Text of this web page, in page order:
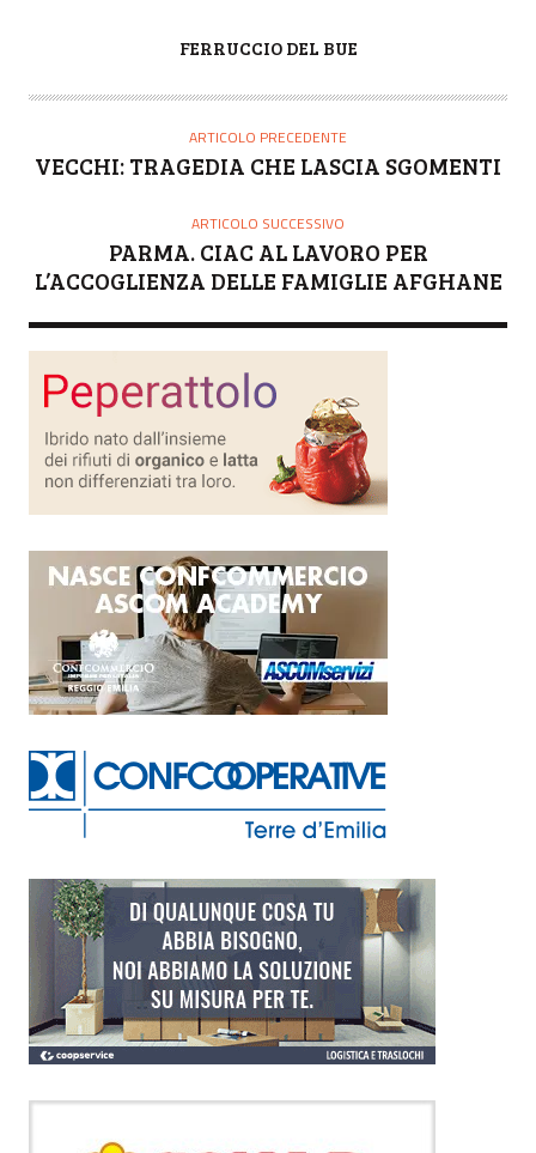
T
R
FERRUCCIO DEL BUE
ARTICOLO PRECEDENTE
VECCHI: TRAGEDIA CHE LASCIA SGOMENTI
ARTICOLO SUCCESSIVO
PARMA. CIAC AL LAVORO PER
L’ACCOGLIENZA DELLE FAMIGLIE AFGHANE